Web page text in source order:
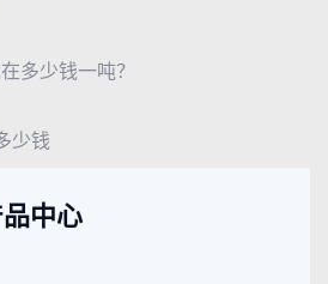
多少钱一吨？
少钱
中心